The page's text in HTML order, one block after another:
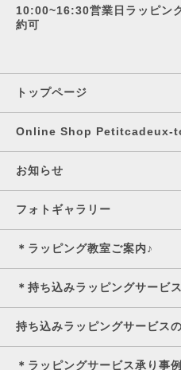
10:00~16:30営業日ラッピン
約可
トップページ
Online Shop Petitcadeux-
お知らせ
フォトギャラリー
＊ラッピング教室ご案内♪
＊持ち込みラッピングサービ
持ち込みラッピングサービス
＊ラッピングサービス承り事